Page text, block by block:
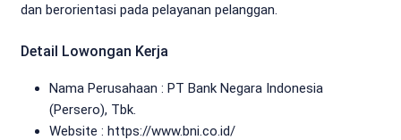
dan berorientasi pada pelayanan pelanggan.
Detail Lowongan Kerja
Nama Perusahaan : PT Bank Negara Indonesia
(Persero), Tbk.
Website : https://www.bni.co.id/